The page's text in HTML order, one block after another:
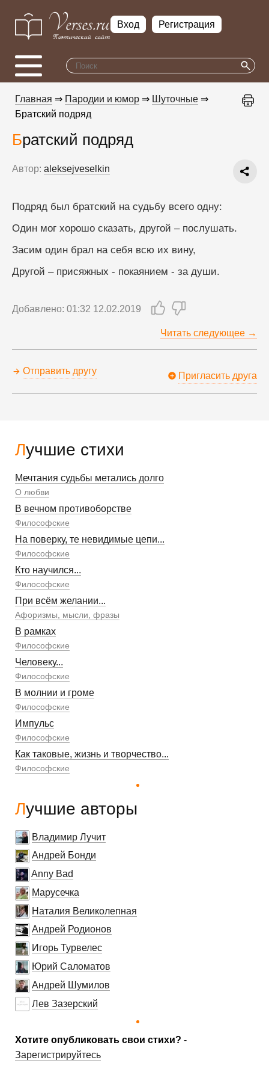
Вход Регистрация
Лучшие стихи
Мечтания судьбы метались долго
О любви
В вечном противоборстве
Философские
На поверку, те невидимые цепи...
Философские
Кто научился...
Философские
При всём желании...
Афоризмы, мысли, фразы
В рамках
Философские
Человеку...
Философские
В молнии и громе
Философские
Импульс
Философские
Как таковые, жизнь и творчество...
Философские
Лучшие авторы
Владимир Лучит
Андрей Бонди
Anny Bad
Марусечка
Наталия Великолепная
Андрей Родионов
Игорь Турвелес
Юрий Саломатов
Андрей Шумилов
Лев Зазерский
Хотите опубликовать свои стихи? -
Зарегистрируйтесь
Главная ⇒ Пародии и юмор ⇒ Шуточные ⇒
Братский подряд
Братский подряд
Автор: aleksejveselkin
Подряд был братский на судьбу всего одну:
Один мог хорошо сказать, другой – послушать.
Засим один брал на себя всю их вину,
Другой – присяжных - покаянием - за души.
Добавлено: 01:32 12.02.2019
Читать следующее →
Отправить другу Пригласить друга